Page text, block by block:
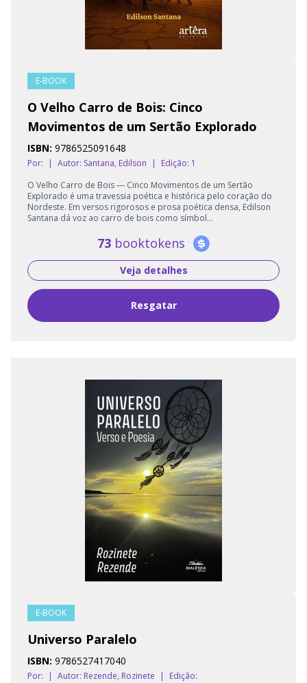
E-BOOK
O Velho Carro de Bois: Cinco
Movimentos de um Sertão Explorado
ISBN: 9786525091648
Por: | Autor: Santana, Edilson |
Edição: 1
O Velho Carro de Bois ― Cinco Movimentos de um Sertão
Explorado é uma travessia poética e histórica pelo coração do
Nordeste. Em versos rigorosos e prosa poética densa, Edilson
Santana dá voz ao carro de bois como símbol...
73 booktokens
Veja detalhes
Resgatar
E-BOOK
Universo Paralelo
ISBN: 9786527417040
Por: | Autor: Rezende, Rozinete |
Edição: